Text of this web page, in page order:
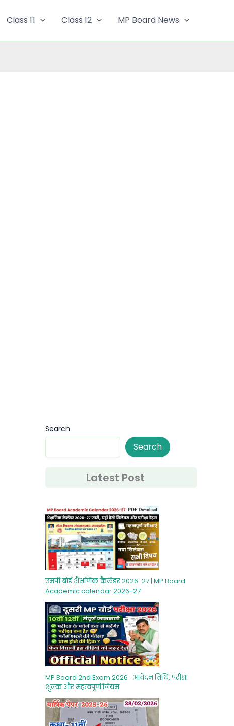
Class 11 Class 12 MP Board News
Search
Search
Latest Post
एमपी बोर्ड शैक्षणिक कैलेंडर 2026-27 | MP Board
Academic calendar 2026-27
MP Board 2nd Exam 2026 : आवेदन तिथि, परीक्षा
शुल्‍क और महत्‍वपूर्ण नियम